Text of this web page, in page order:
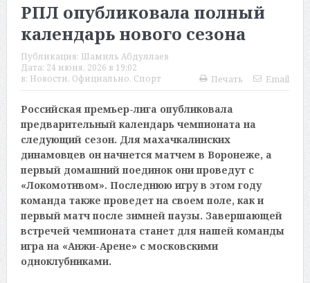
РПЛ опубликовала полный
календарь нового сезона
Публикация: Шамиль Абдуллаев
Дата: 24 июня, 2026 в 19:02
в: Новости, Официально, Спорт Печать Email
Российская премьер-лига опубликовала
предварительный календарь чемпионата на
следующий сезон. Для махачкалинских
динамовцев он начнется матчем в Воронеже, а
первый домашний поединок они проведут с
«Локомотивом». Последнюю игру в этом году
команда также проведет на своем поле, как и
первый матч после зимней паузы. Завершающей
встречей чемпионата станет для нашей команды
игра на «Анжи-Арене» с московскими
одноклубниками.